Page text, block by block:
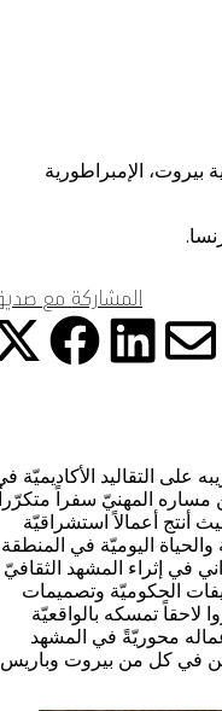
بيروت، ولاية بيروت، الإمبراطورية
المشاركة مع
على التقاليد الأكاديميّة
المهنيّ سفراً
أنتج أعمالاً استشراقيّة
والحياة اليوميّة في
في إثراء المشهد الثقافيّ
الحكوميّة وتصميمات
لاحقاً تمسكه بالواقعيّة
محوريّةً في المشهد
في كل من بيروت
توقف الوظائف ذات
في أي وقت